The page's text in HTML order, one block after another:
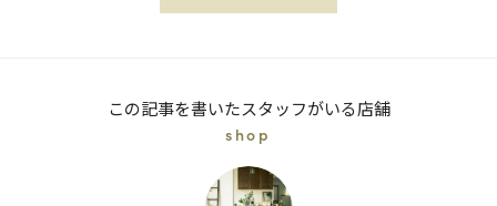
この記事を書いたスタッフがいる店舗
shop